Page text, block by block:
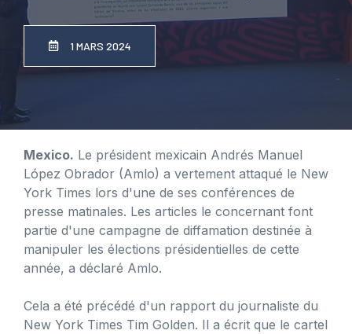
1 MARS 2024
Mexico. Le président mexicain Andrés Manuel
López Obrador (Amlo) a vertement attaqué le New
York Times lors d'une de ses conférences de
presse matinales. Les articles le concernant font
partie d'une campagne de diffamation destinée à
manipuler les élections présidentielles de cette
année, a déclaré Amlo.
Cela a été précédé d'un rapport du journaliste du
New York Times Tim Golden. Il a écrit que le cartel